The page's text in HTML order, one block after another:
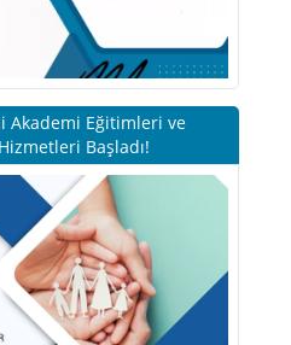
Akademi Eğitimleri ve
Başladı!